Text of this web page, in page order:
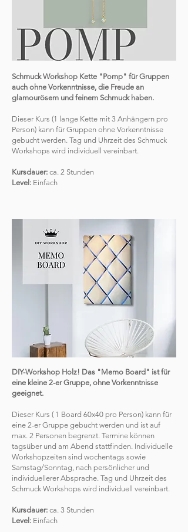
Schmuck Workshop Kette "Pomp" für Gruppen
auch ohne Vorkenntnisse, die Freude an
glamourösem und feinem Schmuck haben.
Dieser Kurs (1 lange Kette mit 3 Anhängern pro
Person) kann für Gruppen ohne Vorkenntnisse
gebucht werden. Tag und Uhrzeit des Schmuck
Workshops wird individuell vereinbart.
Kursdauer: ca. 2 Stunden
Level: Einfach
DIY-Workshop Holz! Das "Memo Board" ist für
eine kleine 2-er Gruppe, ohne Vorkenntnisse
geeignet.
Dieser Kurs ( 1 Board 60x40 pro Person) kann für
eine 2-er Gruppe gebucht werden und ist auf
max. 2 Personen begrenzt. Termine können
tagsüber und am Abend stattfinden. Individuelle
Workshopzeiten sind wochentags sowie
Samstag/Sonntag, nach persönlicher und
individuellerer Absprache. Tag und Uhrzeit des
Schmuck Workshops wird individuell vereinbart.
Kursdauer: ca. 3 Stunden
Level: Einfach